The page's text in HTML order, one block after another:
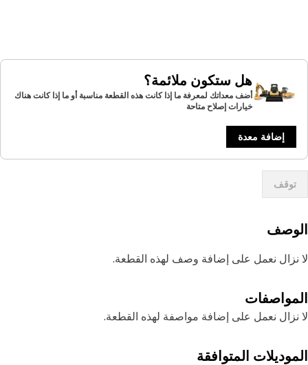
هل ستكون ملائمة؟
أضف معداتك لمعرفة ما إذا كانت هذه القطعة مناسبة أو ما إذا كانت هناك
خيارات إصلاح متاحة
إضافة معدة
توقف
نزال نعمل على إضافة وصف لهذه القطعة.
نعمل على إضافة مواصفة لهذه القطعة.
المتوافقة